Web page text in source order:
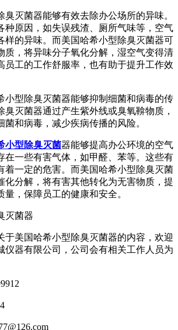
灭菌器能够有效去除办公场所的异味。
种原因，如失误残渣、厕所气味等，空气
样的异味。而美国哈希小型除臭灭菌器可
质，将异味分子氧化分解，湿空气变得清
员工的工作舒服率，也有助于提升工作效
型除臭灭菌器能够抑制细菌和病毒的传
臭灭菌器通过产生紫外线或臭氧鞥物质，
和病毒，减少疾病传播的风险。
小型除臭灭菌器能够提高办公环境的空气
在一些有害气体，如甲醛、苯等。这些有
着一定的危害。而美国哈希小型除臭灭菌
化分解，将有害其他转化为无害物质，提
，保障员工的健康和安全。
美国哈希小型除臭灭菌器的内容，欢迎
仪器有限公司，公司会有相关工作人员为